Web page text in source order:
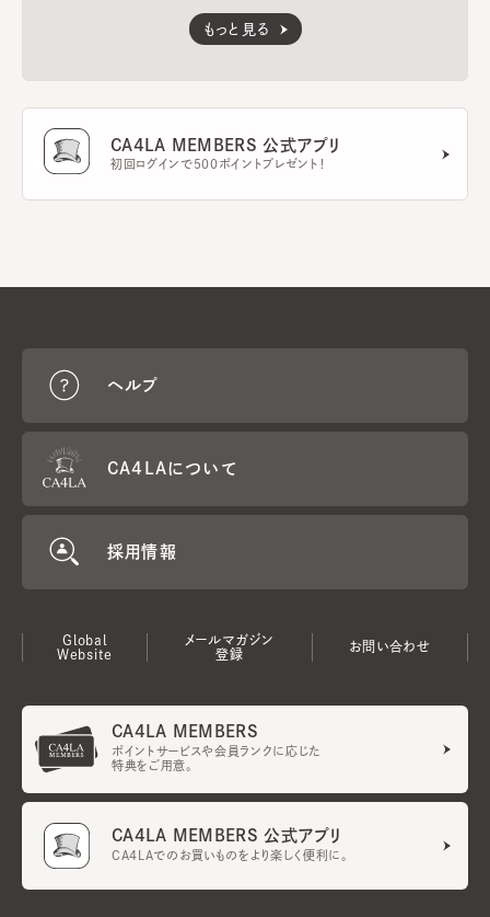
もっと見る
CA4LA MEMBERS 公式アプリ
初回ログインで500ポイントプレゼント！
ヘルプ
CA4LAについて
採用情報
Global
Website
メールマガジン
登録
お問い合わせ
CA4LA MEMBERS
ポイントサービスや会員ランクに応じた
特典をご用意。
CA4LA MEMBERS 公式アプリ
CA4LAでのお買いものをより楽しく便利に。